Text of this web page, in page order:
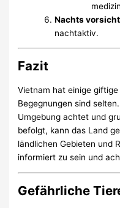
Nachts
nachtaktiv.
Fazit
Vietnam hat einige
Begegnungen sind
Umgebung achtet und
befolgt, kann das Land
ländlichen Gebieten und
informiert zu sein und
Gefährliche